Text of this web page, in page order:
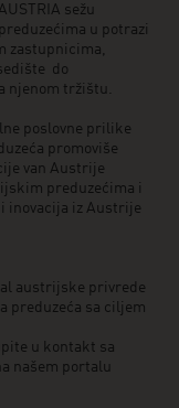
sežu
u potrazi
zastupnicima,
do
njenom tržištu.
poslovne prilike
promoviše
van Austrije
preduzećima i
inovacija iz Austrije
austrijske privrede
preduzeća sa ciljem
u kontakt sa
našem portalu